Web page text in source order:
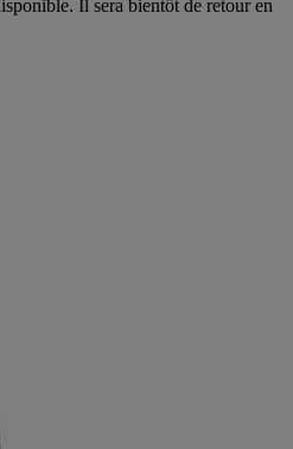
Il sera bientôt de retour en